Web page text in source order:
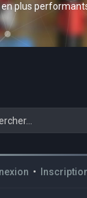
plus
•